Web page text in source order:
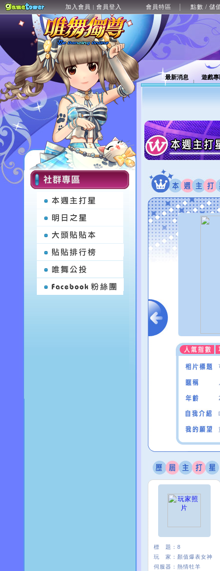
加入會員 | 會員登入 會員特區 點數 / 儲
最新消息 遊戲
標 題： 8
玩 家： 顏值爆表女神
伺服器： 熱情牡羊